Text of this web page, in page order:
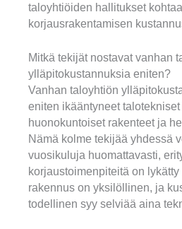
taloyhtiöiden hallitukset
korjausrakentamisen
Mitkä tekijät nostavat vanhan
ylläpitokustannuksia eniten?
Vanhan taloyhtiön
eniten ikääntyneet
huonokuntoiset rakenteet ja
Nämä kolme tekijää yhdessä
vuosikuluja huomattavasti,
korjaustoimenpiteitä on
rakennus on yksilöllinen, ja
todellinen syy selviää aina